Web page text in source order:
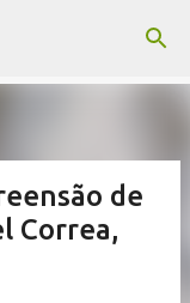
de
Correa,